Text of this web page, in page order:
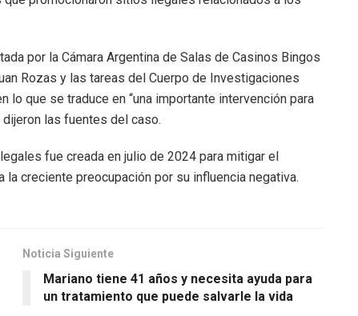
por la Cámara Argentina de Salas de Casinos Bingos
Rozas y las tareas del Cuerpo de Investigaciones
que se traduce en “una importante intervención para
las fuentes del caso.
fue creada en julio de 2024 para mitigar el
creciente preocupación por su influencia negativa.
Noticia Siguiente
Mariano tiene 41 años y necesita ayuda para
un tratamiento que puede salvarle la vida